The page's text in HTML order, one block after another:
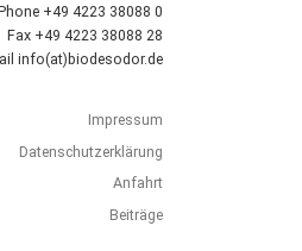
+49 4223 38088 0
Fax +49 4223 38088 28
info(at)biodesodor.de
Impressum
Datenschutzerklärung
Anfahrt
Beiträge